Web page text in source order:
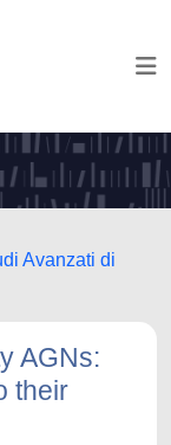
Avanzati di
AGNs:
their